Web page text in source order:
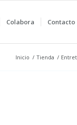
Colabora Contacto
Inicio / Tienda /